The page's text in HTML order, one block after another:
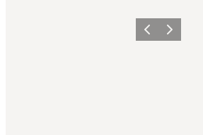
PrécédentSuivant